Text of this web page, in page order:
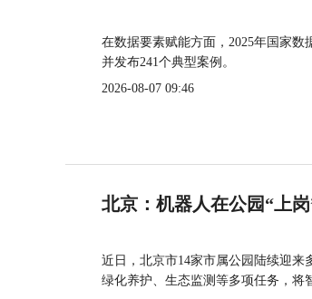
在数据要素赋能方面，2025年国家数
并发布241个典型案例。
2026-08-07 09:46
北京：机器人在公园“上岗
近日，北京市14家市属公园陆续迎来
绿化养护、生态监测等多项任务，将